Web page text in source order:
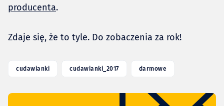
producenta.
Zdaje się, że to tyle. Do zobaczenia za rok!
cudawianki cudawianki_2017 darmowe